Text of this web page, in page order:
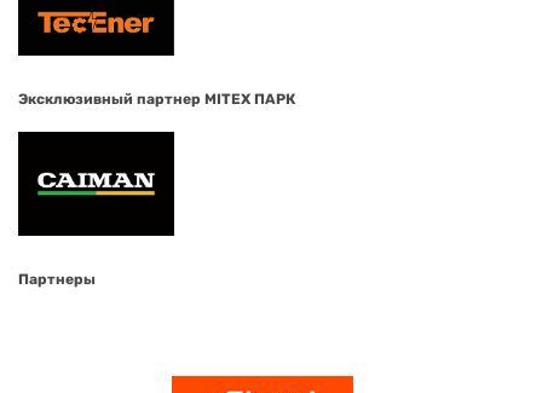
Эксклюзивный партнер MITEX ПАРК
Партнеры